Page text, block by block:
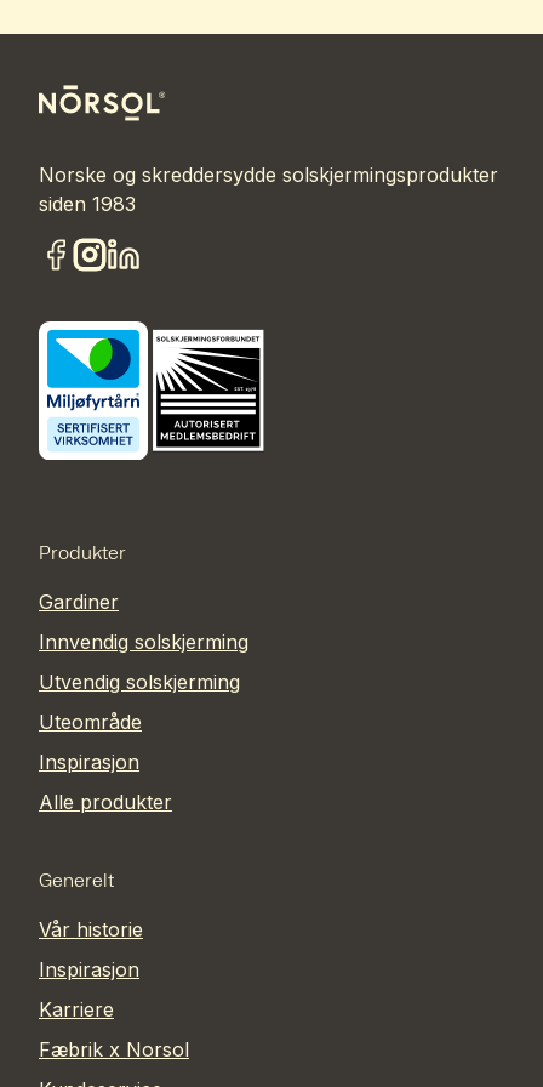
Norske og skreddersydde solskjermingsprodukter
siden 1983
Produkter
Gardiner
Innvendig solskjerming
Utvendig solskjerming
Uteområde
Inspirasjon
Alle produkter
Generelt
Vår historie
Inspirasjon
Karriere
Fæbrik x Norsol